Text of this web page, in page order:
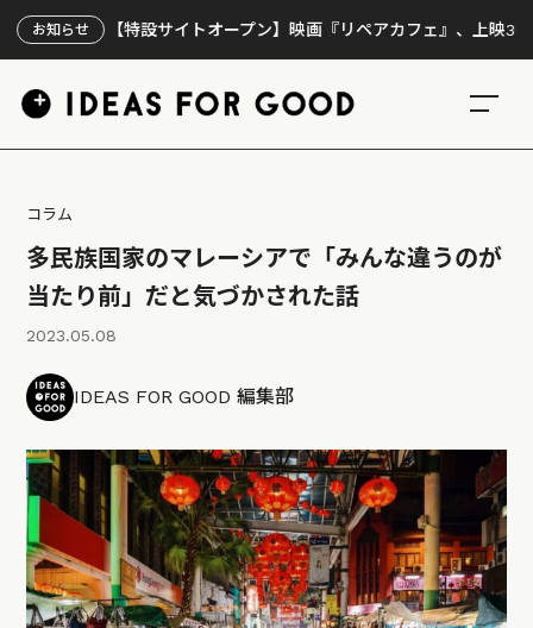
お知らせ
【特設サイトオープン】映画『リペアカフェ』、上映300回の先で
コラム
多民族国家のマレーシアで「みんな違うのが
当たり前」だと気づかされた話
2023.05.08
IDEAS FOR GOOD 編集部